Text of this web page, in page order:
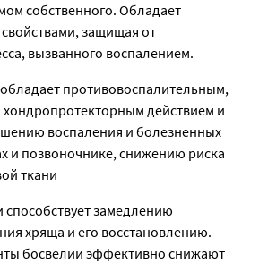
собственного. Обладает
защищая от
вызванного воспалением.
противовоспалительным,
действием и
воспаления и болезненных
и позвоночнике, снижению риска
ткани
способствует замедлению
хряща и его восстановлению.
босвелии эффективно снижают